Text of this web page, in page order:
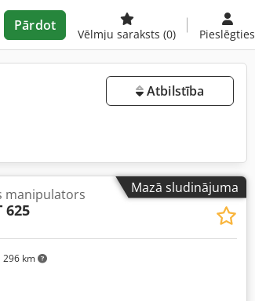
Pārdot
Vēlmju saraksts (0) Pieslēgties
Atbilstība
Mazā sludinājuma
km
manipulators
625